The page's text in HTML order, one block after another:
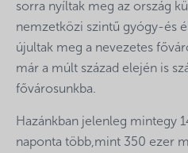
sorra nyíltak meg az ország
nemzetközi szintű gyógy-és
újultak meg a nevezetes
már a múlt század elején is
fővárosunkba.
Hazánkban jelenleg mintegy
naponta több,mint 350 ezer